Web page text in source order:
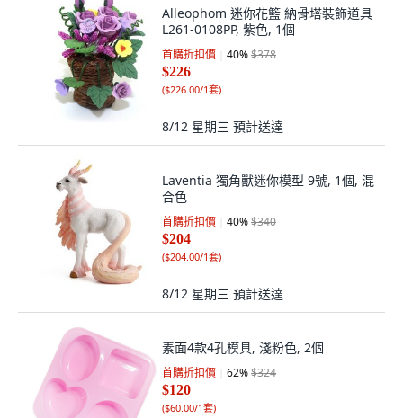
Alleophom 迷你花籃 納骨塔裝飾道具
L261-0108PP, 紫色, 1個
首購折扣價 40%$378
$226
($226.00/1套)
8/12 星期三 預計送達
Laventia 獨角獸迷你模型 9號, 1個, 混
合色
首購折扣價 40%$340
$204
($204.00/1套)
8/12 星期三 預計送達
素面4款4孔模具, 淺粉色, 2個
首購折扣價 62%$324
$120
($60.00/1套)